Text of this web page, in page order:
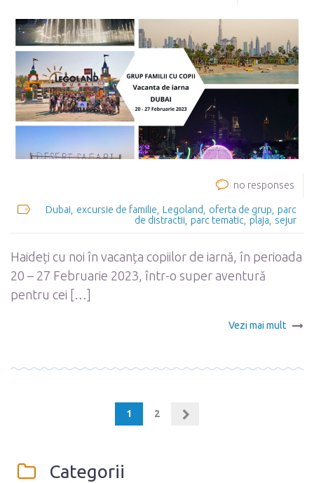
no responses
Dubai excursie de familie Legoland oferta de grup
parc
de distractii
parc tematic plaja sejur
Haideți cu noi în vacanța copiilor de iarnă, în perioada
20 – 27 Februarie 2023, într-o super aventură
pentru cei […]
Vezi mai mult
1 2
Categorii